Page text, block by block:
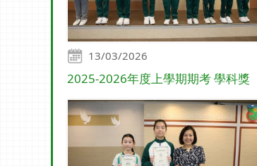
13/03/2026
2025-2026年度上學期期考 學科獎